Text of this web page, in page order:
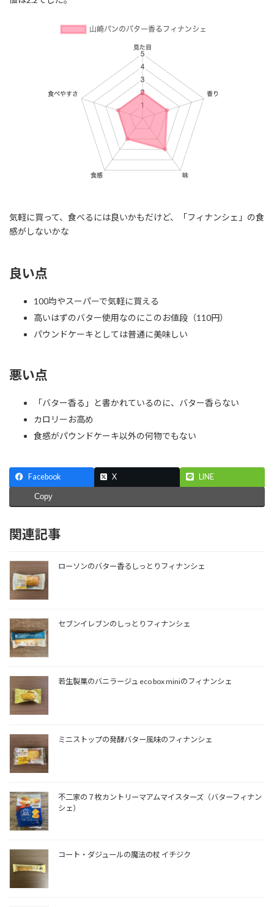
気軽に買って、食べるには良いかもだけど、「フィナンシェ」の食
感がしないかな
良い点
100均やスーパーで気軽に買える
高いはずのバター使用なのにこのお値段（110円）
パウンドケーキとしては普通に美味しい
悪い点
「バター香る」と書かれているのに、バター香らない
カロリーお高め
食感がパウンドケーキ以外の何物でもない
Facebook X LINE
Copy
関連記事
ローソンのバター香るしっとりフィナンシェ
セブンイレブンのしっとりフィナンシェ
若生製菓のバニラージュ eco box miniのフィナンシェ
ミニストップの発酵バター風味のフィナンシェ
不二家の７枚カントリーマアムマイスターズ（バターフィナン
シェ）
コート・ダジュールの魔法の杖 イチジク